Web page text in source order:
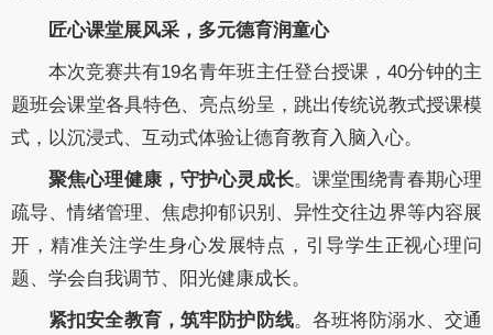
匠心课堂展风采，多元德育润童心
本次竞赛共有19名青年班主任登台授课，40分钟的主
题班会课堂各具特色、亮点纷呈，跳出传统说教式授课模
式，以沉浸式、互动式体验让德育教育入脑入心。
聚焦心理健康，守护心灵成长。课堂围绕青春期心理
疏导、情绪管理、焦虑抑郁识别、异性交往边界等内容展
开，精准关注学生身心发展特点，引导学生正视心理问
题、学会自我调节、阳光健康成长。
紧扣安全教育，筑牢防护防线。各班将防溺水、交通